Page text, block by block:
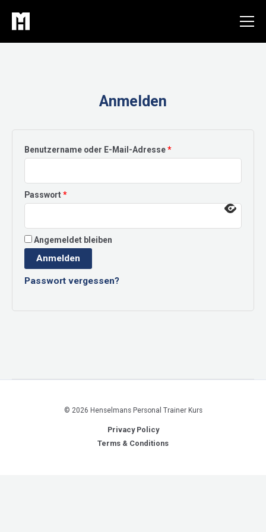
Inhalt
springen
Anmelden
Benutzername oder E-Mail-Adresse*Erforderlich
Passwort*Erforderlich
Angemeldet bleiben
Anmelden
Passwort vergessen?
© 2026 Henselmans Personal Trainer Kurs
Privacy Policy
Terms & Conditions